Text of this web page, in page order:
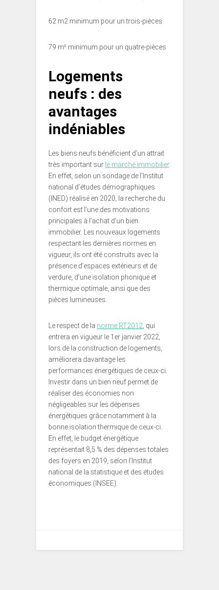
62 m2 minimum pour un trois-pièces
79 m² minimum pour un quatre-pièces
Logements
neufs : des
avantages
indéniables
Les biens neufs bénéficient d’un attrait
très important sur le marché immobilier.
En effet, selon un sondage de l’Institut
national d’études démographiques
(INED) réalisé en 2020, la recherche du
confort est l’une des motivations
principales à l’achat d’un bien
immobilier. Les nouveaux logements
respectant les dernières normes en
vigueur, ils ont été construits avec la
présence d’espaces extérieurs et de
verdure, d’une isolation phonique et
thermique optimale, ainsi que des
pièces lumineuses.
Le respect de la norme RT2012, qui
entrera en vigueur le 1er janvier 2022,
lors de la construction de logements,
améliorera davantage les
performances énergétiques de ceux-ci.
Investir dans un bien neuf permet de
réaliser des économies non
négligeables sur les dépenses
énergétiques grâce notamment à la
bonne isolation thermique de ceux-ci.
En effet, le budget énergétique
représentait 8,5 % des dépenses totales
des foyers en 2019, selon l’Institut
national de la statistique et des études
économiques (INSEE).